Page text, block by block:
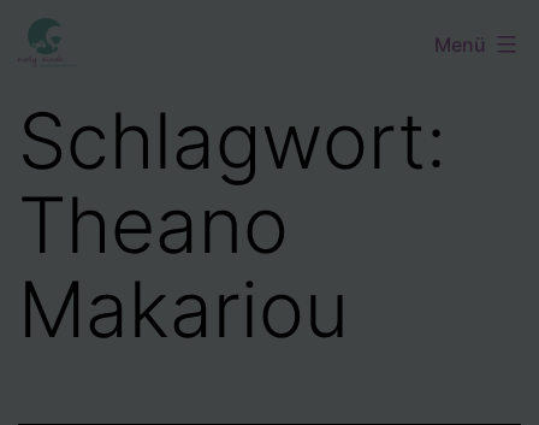
Zum
Inhalt
Menü
Schlagwort:
Theano
Makariou